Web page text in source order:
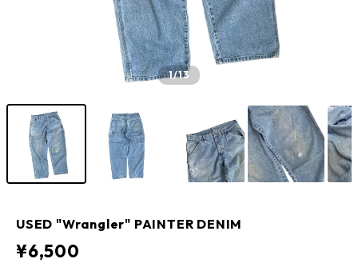
1/13
USED "Wrangler" PAINTER DENIM
¥6,500